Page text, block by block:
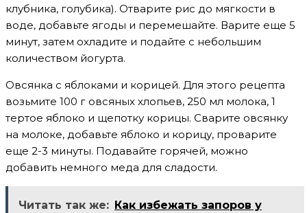
клубника, голубика). Отварите рис до мягкости в
воде, добавьте ягоды и перемешайте. Варите еще 5
минут, затем охладите и подайте с небольшим
количеством йогурта.
Овсянка с яблоками и корицей. Для этого рецепта
возьмите 100 г овсяных хлопьев, 250 мл молока, 1
тертое яблоко и щепотку корицы. Сварите овсянку
на молоке, добавьте яблоко и корицу, проварите
еще 2-3 минуты. Подавайте горячей, можно
добавить немного меда для сладости.
Читать так же: Как избежать запоров у